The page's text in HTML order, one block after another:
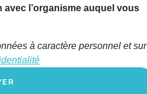
avec l’organisme auquel vous
à caractère personnel et sur